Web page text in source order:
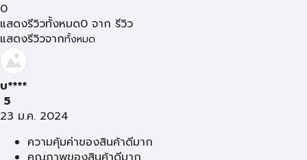
0
แสดงรีวิวทั้งหมด0 จาก รีวิว
แสดงรีวิวจากทั้งหมด
บ****
5
23 ม.ค. 2024
ความคุ้มค่าของสินค้าดีมาก